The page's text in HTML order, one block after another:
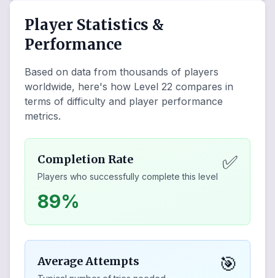
Player Statistics &
Performance
Based on data from thousands of players
worldwide, here's how Level 22 compares in
terms of difficulty and player performance
metrics.
Completion Rate
Players who successfully complete this level
✅
89%
Average Attempts 🎯